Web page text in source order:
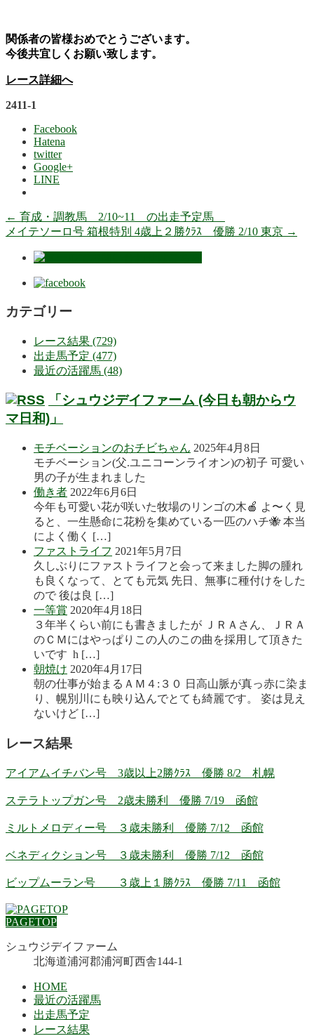
関係者の皆様おめでとうございます。
今後共宜しくお願い致します。
レース詳細へ
2411-1
Facebook
Hatena
twitter
Google+
LINE
← 育成・調教馬 2/10~11 の出走予定馬
メイテソーロ号 箱根特別 4歳上２勝ｸﾗｽ 優勝 2/10 東京 →
カテゴリー
レース結果 (729)
出走馬予定 (477)
最近の活躍馬 (48)
「シュウジデイファーム (今日も朝からウ
マ日和)」
モチベーションのおチビちゃん 2025年4月8日
モチベーション(父.ユニコーンライオン)の初子 可愛い
男の子が生まれました
働き者 2022年6月6日
今年も可愛い花が咲いた牧場のリンゴの木🍎 よ〜く見
ると、一生懸命に花粉を集めている一匹のハチ🐝 本当
によく働く […]
ファストライフ 2021年5月7日
久しぶりにファストライフと会って来ました脚の腫れ
も良くなって、とても元気 先日、無事に種付けをした
ので 後は良 […]
一等賞 2020年4月18日
３年半くらい前にも書きましたが ＪＲＡさん、ＪＲＡ
のＣＭにはやっぱりこの人のこの曲を採用して頂きた
いです h […]
朝焼け 2020年4月17日
朝の仕事が始まるＡＭ４:３０ 日高山脈が真っ赤に染ま
り、幌別川にも映り込んでとても綺麗です。 姿は見え
ないけど […]
レース結果
アイアムイチバン号 3歳以上2勝ｸﾗｽ 優勝 8/2 札幌
ステラトップガン号 2歳未勝利 優勝 7/19 函館
ミルトメロディー号 ３歳未勝利 優勝 7/12 函館
ベネディクション号 ３歳未勝利 優勝 7/12 函館
ビップムーラン号 ３歳上１勝ｸﾗｽ 優勝 7/11 函館
PAGETOP
シュウジデイファーム
北海道浦河郡浦河町西舎144-1
HOME
最近の活躍馬
出走馬予定
レース結果